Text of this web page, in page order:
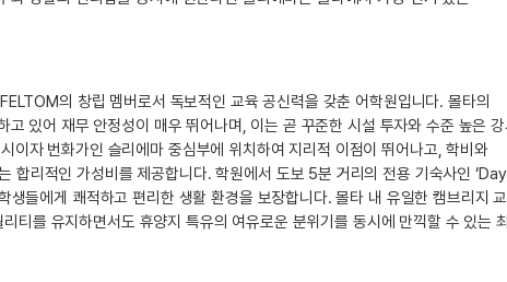
의 창립 멤버로서 독보적인 교육 공신력을 갖춘 어학원입니다. 몰타의
있어 재무 안정성이 매우 뛰어나며, 이는 곧 꾸준한 시설 투자와 수준 높은
이자 번화가인 슬리에마 중심부에 위치하여 지리적 이점이 뛰어나고, 학비와
합리적인 가성비를 제공합니다. 학원에서 도보 5분 거리의 전용 기숙사인
생들에게 쾌적하고 편리한 생활 환경을 보장합니다. 몰타 내 유일한 캠브리지
티를 유지하면서도 휴양지 특유의 여유로운 분위기를 동시에 만끽할 수 있는